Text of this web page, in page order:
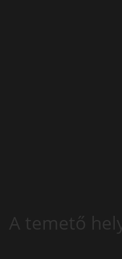
A temető